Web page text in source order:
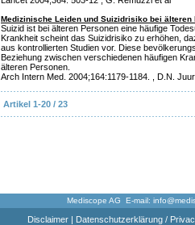
Medizinische Leiden und Suizidrisiko bei älteren
Suizid ist bei älteren Personen eine häufige
Krankheit scheint das Suizidrisiko zu erhöhen,
aus kontrollierten Studien vor. Diese
Beziehung zwischen verschiedenen häufigen
älteren Personen.
Arch Intern Med. 2004;164:1179-1184. , D.N.
Artikel 1-20 / 23
Mediscope AG E-mail:
Disclaimer| Datenschutzerklärung /